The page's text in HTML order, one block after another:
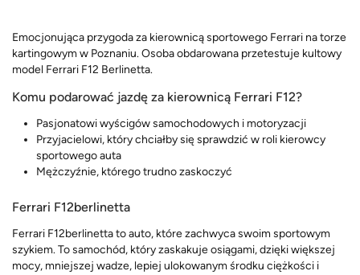
Emocjonująca przygoda za kierownicą sportowego Ferrari na torze
kartingowym w Poznaniu. Osoba obdarowana przetestuje kultowy
model Ferrari F12 Berlinetta.
Komu podarować jazdę za kierownicą Ferrari F12?
Pasjonatowi wyścigów samochodowych i motoryzacji
Przyjacielowi, który chciałby się sprawdzić w roli kierowcy
sportowego auta
Mężczyźnie, którego trudno zaskoczyć
Ferrari F12berlinetta
Ferrari F12berlinetta to auto, które zachwyca swoim sportowym
szykiem. To samochód, który zaskakuje osiągami, dzięki większej
mocy, mniejszej wadze, lepiej ulokowanym środku ciężkości i